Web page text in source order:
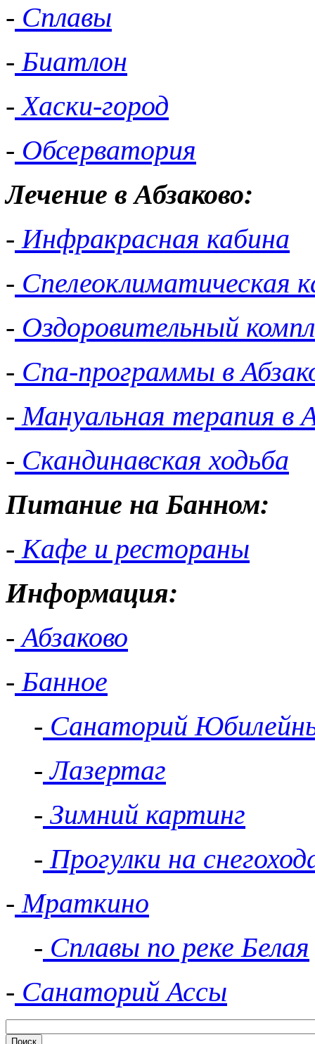
- Сплавы
- Биатлон
- Хаски-город
- Обсерватория
Лечение в Абзаково:
- Инфракрасная кабина
- Спелеоклиматическая
- Оздоровительный
- Спа-программы в
- Мануальная терапия в
- Скандинавская ходьба
Питание на Банном:
- Кафе и рестораны
Информация:
- Абзаково
- Банное
- Санаторий
- Лазертаг
- Зимний картинг
- Прогулки на
- Мраткино
- Сплавы по реке Белая
- Санаторий Ассы